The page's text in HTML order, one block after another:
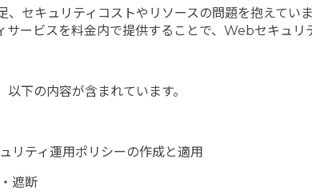
、セキュリティコストやリソースの問題を抱えて
ービスを料金内で提供することで、Webセキュリ
下の内容が含まれています。
リティ運用ポリシーの作成と適用
遮断